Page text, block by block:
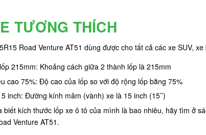
TƯƠNG THÍCH
Road Venture AT51 dùng được cho tất cả các xe SUV,
215mm: Khoảng cách giữa 2 thành lốp là 215mm
cao 75%: Độ cao của lốp so với độ rộng lốp bằng 75%
inch: Đường kính mâm (vành) xe là 15 inch (15’’)
biết kích thước lốp xe ô tô của mình là bao nhiêu, hãy tìm ở
Venture AT51.